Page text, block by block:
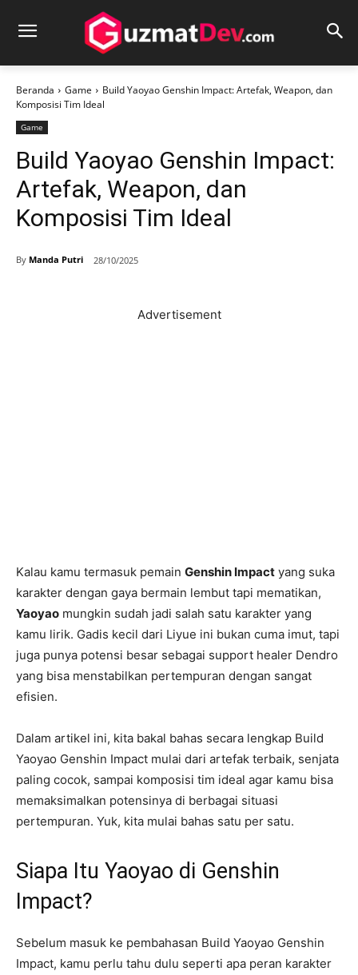
Beranda Game
Build Yaoyao Genshin Impact: Artefak, Weapon, dan
Komposisi Tim Ideal
Game
Build Yaoyao Genshin Impact:
Artefak, Weapon, dan
Komposisi Tim Ideal
By Manda Putri 28/10/2025
Advertisement
Kalau kamu termasuk pemain Genshin Impact yang suka
karakter dengan gaya bermain lembut tapi mematikan,
Yaoyao mungkin sudah jadi salah satu karakter yang
kamu lirik. Gadis kecil dari Liyue ini bukan cuma imut, tapi
juga punya potensi besar sebagai support healer Dendro
yang bisa menstabilkan pertempuran dengan sangat
efisien.
Dalam artikel ini, kita bakal bahas secara lengkap Build
Yaoyao Genshin Impact mulai dari artefak terbaik, senjata
paling cocok, sampai komposisi tim ideal agar kamu bisa
memaksimalkan potensinya di berbagai situasi
pertempuran. Yuk, kita mulai bahas satu per satu.
Siapa Itu Yaoyao di Genshin
Impact?
Sebelum masuk ke pembahasan Build Yaoyao Genshin
Impact, kamu perlu tahu dulu seperti apa peran karakter